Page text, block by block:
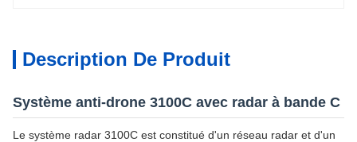
Description De Produit
Système anti-drone 3100C avec radar à bande C
Le système radar 3100C est constitué d'un réseau radar et d'un